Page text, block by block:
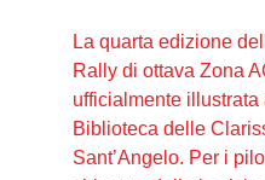
La quarta edizione
Rally di ottava Zona
ufficialmente
Biblioteca delle
Sant’Angelo. Per i